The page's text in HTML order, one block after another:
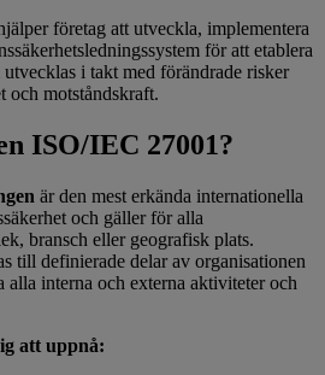
företag att utveckla, implementera
för att etablera
utvecklas i takt med förändrade risker
och motståndskraft.
ISO/IEC 27001?
är den mest erkända internationella
och gäller för alla
bransch eller geografisk plats.
till definierade delar av organisationen
interna och externa aktiviteter och
att uppnå: